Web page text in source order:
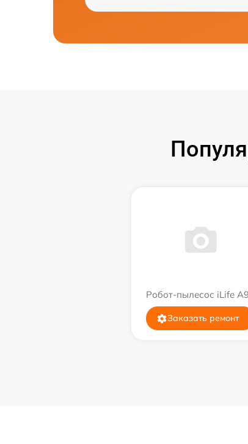
Робот-пылесос iLife
Заказать ремонт